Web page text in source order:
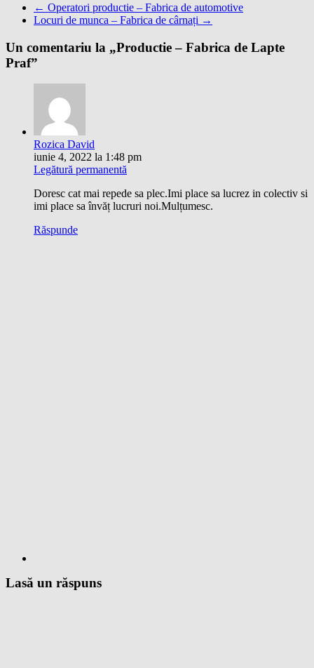
← Operatori productie – Fabrica de automotive
Locuri de munca – Fabrica de cârnați →
Un comentariu la „Productie – Fabrica de Lapte
Praf”
Rozica David
iunie 4, 2022 la 1:48 pm
Legătură permanentă
Doresc cat mai repede sa plec.Imi place sa lucrez in colectiv si
imi place sa învăț lucruri noi.Mulțumesc.
Răspunde
Lasă un răspuns